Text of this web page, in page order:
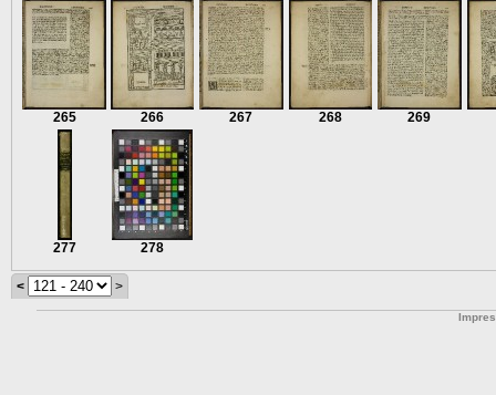
265 266 267 268 269
277 278
< >